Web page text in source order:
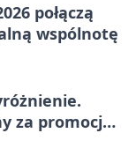
połączą
wspólnotę
za promocję